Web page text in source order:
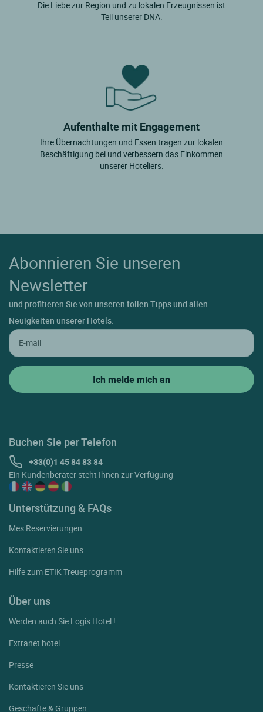
Die Liebe zur Region und zu lokalen Erzeugnissen ist
Teil unserer DNA.
Aufenthalte mit Engagement
Ihre Übernachtungen und Essen tragen zur lokalen
Beschäftigung bei und verbessern das Einkommen
unserer Hoteliers.
Abonnieren Sie unseren
Newsletter
und profitieren Sie von unseren tollen Tipps und allen
Neuigkeiten unserer Hotels.
Buchen Sie per Telefon
+33(0)1 45 84 83 84
Ein Kundenberater steht Ihnen zur Verfügung
Unterstützung & FAQs
Mes Reservierungen
Kontaktieren Sie uns
Hilfe zum ETIK Treueprogramm
Über uns
Werden auch Sie Logis Hotel !
Extranet hotel
Presse
Kontaktieren Sie uns
Geschäfte & Gruppen